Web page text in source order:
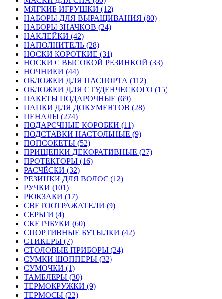
МЯГКИЕ ИГРУШКИ (12)
НАБОРЫ ДЛЯ ВЫРАЩИВАНИЯ (80)
НАБОРЫ ЗНАЧКОВ (24)
НАКЛЕЙКИ (42)
НАПОЛНИТЕЛЬ (28)
НОСКИ КОРОТКИЕ (31)
НОСКИ С ВЫСОКОЙ РЕЗИНКОЙ (33)
НОЧНИКИ (44)
ОБЛОЖКИ ДЛЯ ПАСПОРТА (112)
ОБЛОЖКИ ДЛЯ СТУДЕНЧЕСКОГО (15)
ПАКЕТЫ ПОДАРОЧНЫЕ (69)
ПАПКИ ДЛЯ ДОКУМЕНТОВ (28)
ПЕНАЛЫ (274)
ПОДАРОЧНЫЕ КОРОБКИ (11)
ПОДСТАВКИ НАСТОЛЬНЫЕ (9)
ПОПСОКЕТЫ (52)
ПРИЩЕПКИ ДЕКОРАТИВНЫЕ (27)
ПРОТЕКТОРЫ (16)
РАСЧЁСКИ (32)
РЕЗИНКИ ДЛЯ ВОЛОС (12)
РУЧКИ (101)
РЮКЗАКИ (17)
СВЕТООТРАЖАТЕЛИ (9)
СЕРЬГИ (4)
СКЕТЧБУКИ (60)
СПОРТИВНЫЕ БУТЫЛКИ (42)
СТИКЕРЫ (7)
СТОЛОВЫЕ ПРИБОРЫ (24)
СУМКИ ШОППЕРЫ (32)
СУМОЧКИ (1)
ТАМБЛЕРЫ (30)
ТЕРМОКРУЖКИ (9)
ТЕРМОСЫ (22)